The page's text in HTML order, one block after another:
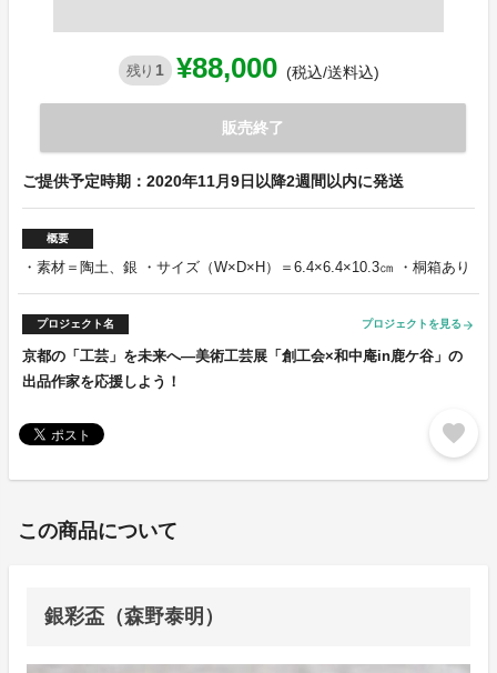
残り 1 ¥88,000 (税込/送料込)
販売終了
ご提供予定時期：2020年11月9日以降2週間以内に発送
概要
・素材＝陶土、銀 ・サイズ（W×D×H）＝6.4×6.4×10.3㎝ ・桐箱あり
プロジェクト名 プロジェクトを見る arrow_forward
京都の「工芸」を未来へ―美術工芸展「創工会×和中庵in鹿ケ谷」の
出品作家を応援しよう！
favorite
この商品について
銀彩盃（森野泰明）